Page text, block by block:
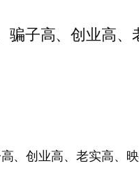
子高、创业高、
、创业高、老实高、